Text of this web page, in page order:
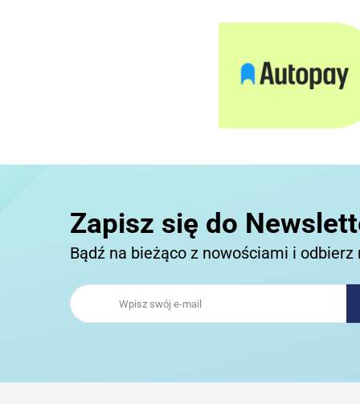
Zapisz się do
Bądź na bieżąco z nowościami i odbierz